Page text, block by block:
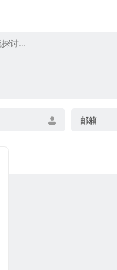
邮箱